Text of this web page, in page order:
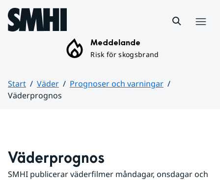
Hoppa till sidans innehåll
Meddelande
Risk för skogsbrand
Start Väder
Prognoser och varningar
Väderprognos
Väderprognos
SMHI publicerar väderfilmer måndagar, onsdagar och